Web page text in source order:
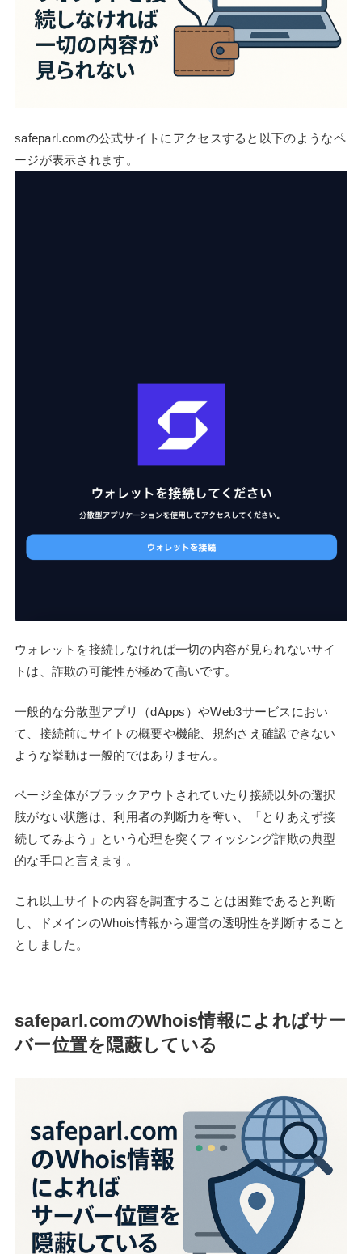
safeparl.comの公式サイトにアクセスすると以下のようなペ
ージが表示されます。
ウォレットを接続しなければ一切の内容が見られないサイ
トは、詐欺の可能性が極めて高いです。
一般的な分散型アプリ（dApps）やWeb3サービスにおい
て、接続前にサイトの概要や機能、規約さえ確認できない
ような挙動は一般的ではありません。
ページ全体がブラックアウトされていたり接続以外の選択
肢がない状態は、利用者の判断力を奪い、「とりあえず接
続してみよう」という心理を突くフィッシング詐欺の典型
的な手口と言えます。
これ以上サイトの内容を調査することは困難であると判断
し、ドメインのWhois情報から運営の透明性を判断すること
としました。
safeparl.comのWhois情報によればサー
バー位置を隠蔽している